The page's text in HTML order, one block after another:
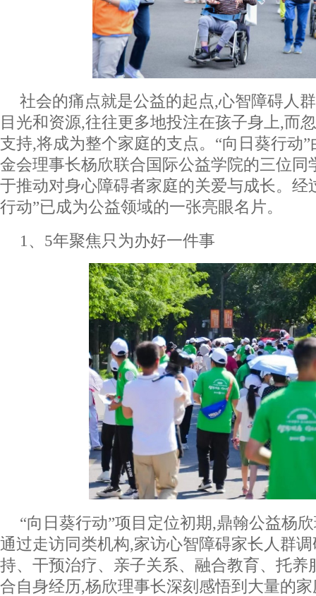
社会的痛点就是公益的起点,心智障碍人
目光和资源,往往更多地投注在孩子身上,而
支持,将成为整个家庭的支点。“向日葵行动
金会理事长杨欣联合国际公益学院的三位同
于推动对身心障碍者家庭的关爱与成长。经
行动”已成为公益领域的一张亮眼名片。
1、5年聚焦只为办好一件事
“向日葵行动”项目定位初期,鼎翰公益杨
通过走访同类机构,家访心智障碍家长人群
持、干预治疗、亲子关系、融合教育、托养
合自身经历,杨欣理事长深刻感悟到大量的